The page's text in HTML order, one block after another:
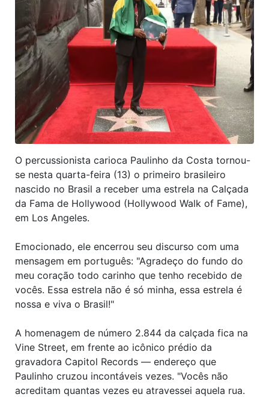
O percussionista carioca Paulinho da Costa tornou-
se nesta quarta-feira (13) o primeiro brasileiro
nascido no Brasil a receber uma estrela na Calçada
da Fama de Hollywood (Hollywood Walk of Fame),
em Los Angeles.
Emocionado, ele encerrou seu discurso com uma
mensagem em português: "Agradeço do fundo do
meu coração todo carinho que tenho recebido de
vocês. Essa estrela não é só minha, essa estrela é
nossa e viva o Brasil!"
A homenagem de número 2.844 da calçada fica na
Vine Street, em frente ao icônico prédio da
gravadora Capitol Records — endereço que
Paulinho cruzou incontáveis vezes. "Vocês não
acreditam quantas vezes eu atravessei aquela rua.